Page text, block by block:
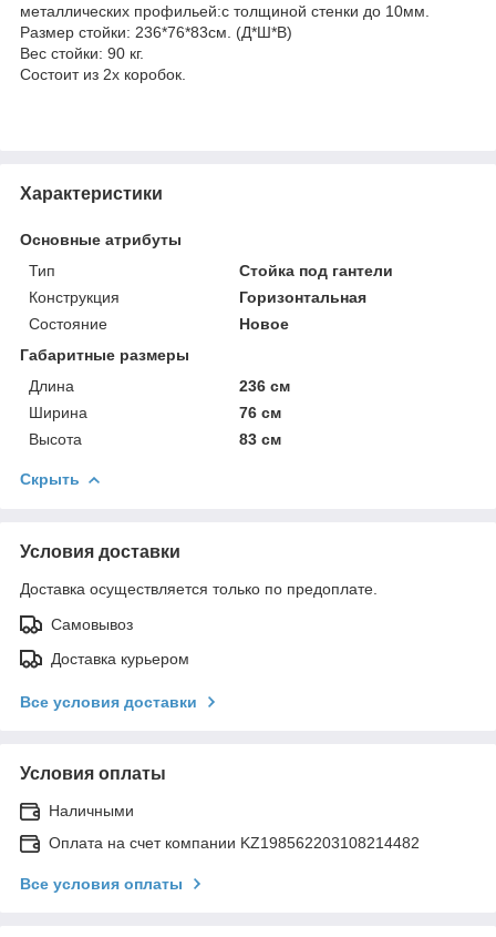
металлических профильей:с толщиной стенки до 10мм.
Размер стойки: 236*76*83см. (Д*Ш*В)
Вес стойки: 90 кг.
Состоит из 2х коробок.
Характеристики
Основные атрибуты
Тип
Стойка под гантели
Конструкция
Горизонтальная
Состояние
Новое
Габаритные размеры
Длина
236 см
Ширина
76 см
Высота
83 см
Скрыть
Условия доставки
Доставка осуществляется только по предоплате.
Самовывоз
Доставка курьером
Все условия доставки
Условия оплаты
Наличными
Оплата на счет компании KZ198562203108214482
Все условия оплаты